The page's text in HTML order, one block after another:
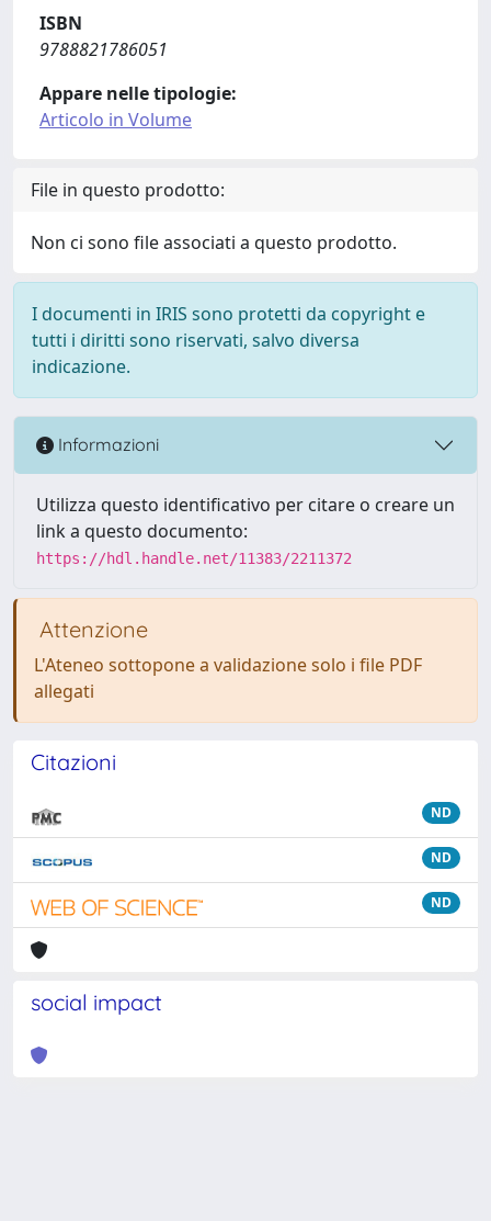
ISBN
9788821786051
Appare nelle tipologie:
Articolo in Volume
File in questo prodotto:
Non ci sono file associati a questo prodotto.
I documenti in IRIS sono protetti da copyright e
tutti i diritti sono riservati, salvo diversa
indicazione.
Informazioni
Utilizza questo identificativo per citare o creare un
link a questo documento:
https://hdl.handle.net/11383/2211372
Attenzione
L'Ateneo sottopone a validazione solo i file PDF
allegati
Citazioni
ND
ND
ND
social impact